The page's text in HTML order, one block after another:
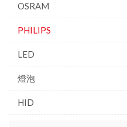
OSRAM
PHILIPS
LED
燈泡
HID